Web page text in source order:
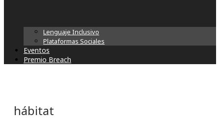
Lenguaje Inclusivo
Plataformas Sociales
Eventos
Premio Breach
hábitat